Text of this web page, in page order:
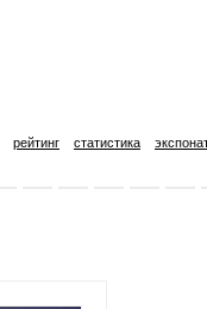
рейтинг статистика